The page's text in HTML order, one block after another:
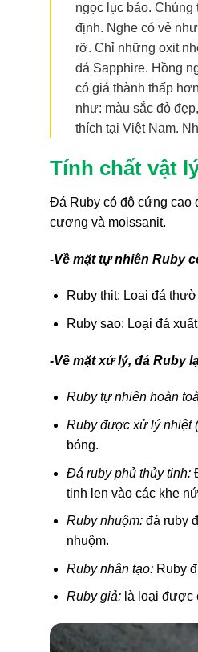
ngọc lục bảo.
định. Nghe có vẻ
rỡ. Chỉ những oxit
đá Sapphire. Hồng
có giá thành thấp
như: màu sắc đỏ
thích tại Việt Nam.
Tính chất vật
Đá Ruby có độ cứng cao
cương và moissanit.
-Về mặt tự nhiên Ruby
Ruby thịt: Loại đá
Ruby sao: Loại đá
-Về mặt xử lý, đá Ruby
Ruby tự nhiên hoàn
Ruby được xử lý nhiệt
bóng.
Đá ruby phủ thủy tinh:
tinh len vào các khe
Ruby nhuộm:đá ruby
nhuộm.
Ruby nhân tạo:Ruby
Ruby giả:là loại được